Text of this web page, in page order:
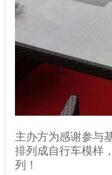
主办方为感谢参与
排列成自行车模样
列！